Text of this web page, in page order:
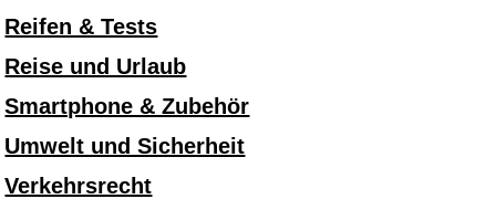
Reifen & Tests
Reise und Urlaub
Smartphone & Zubehör
Umwelt und Sicherheit
Verkehrsrecht